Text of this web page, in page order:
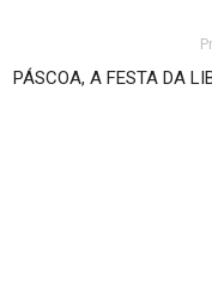
PÁSCOA, A FESTA DA